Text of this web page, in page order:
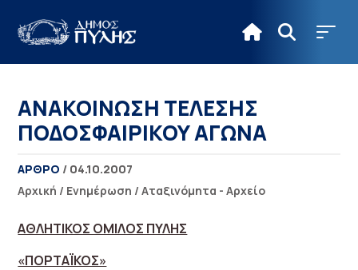
ΑΝΑΚΟΙΝΩΣΗ ΤΕΛΕΣΗΣ
ΠΟΔΟΣΦΑΙΡΙΚΟΥ ΑΓΩΝΑ
ΑΡΘΡΟ / 04.10.2007
Αρχική / Ενημέρωση /Αταξινόμητα - Αρχείο
ΑΘΛΗΤΙΚΟΣ ΟΜΙΛΟΣ ΠΥΛΗΣ
«ΠΟΡΤΑΪΚΟΣ»